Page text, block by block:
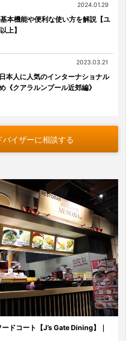
2024.01.29
本機能や便利な使い方を解説【ユ
上】
2023.03.21
本人に人気のインターナショナル
《クアラルンプール近郊編》
バイザーに相談する
ドコート【J’s Gate Dining】｜